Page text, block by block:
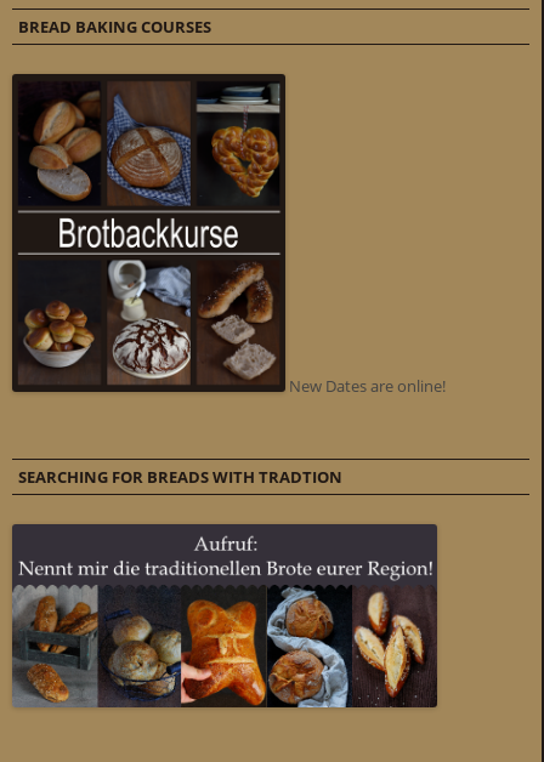
BREAD BAKING COURSES
New Dates are online!
SEARCHING FOR BREADS WITH TRADTION